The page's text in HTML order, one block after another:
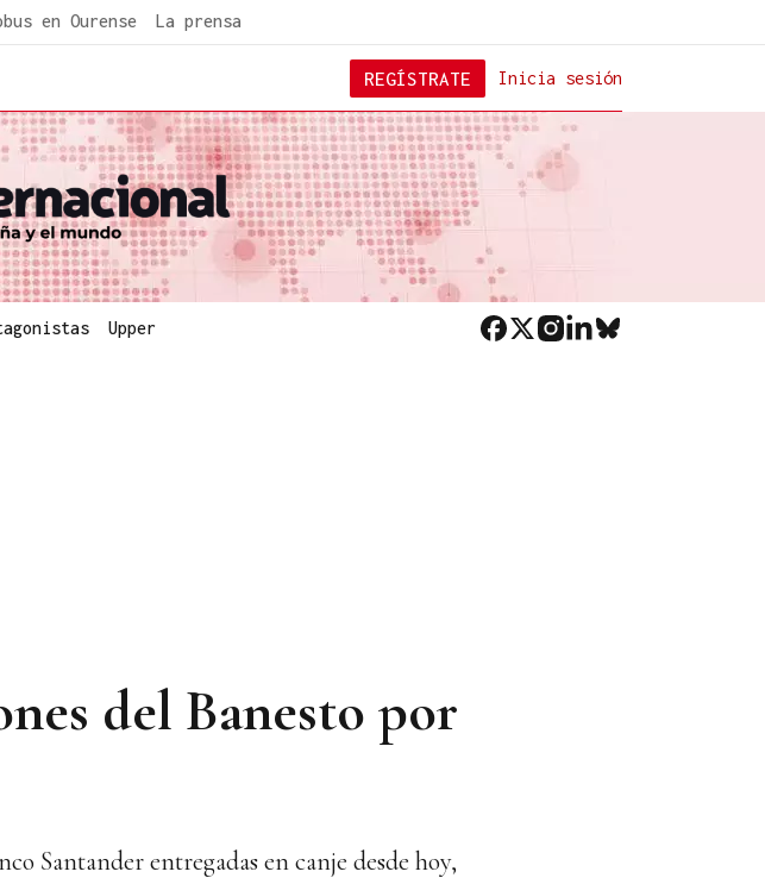
en Ourense La prensa
Inicia sesión
REGÍSTRATE
Upper
del Banesto por
Santander entregadas en canje desde hoy,